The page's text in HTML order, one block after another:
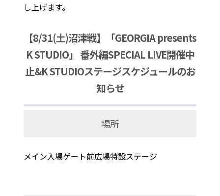
し上げます。
【8/31(土)沼津戦】「GEORGIA presents
K STUDIO」 番外編SPECIAL LIVE開催中
止&K STUDIOステージスケジュールのお
知らせ
場所
メイン入場ゲート前広場特設ステージ